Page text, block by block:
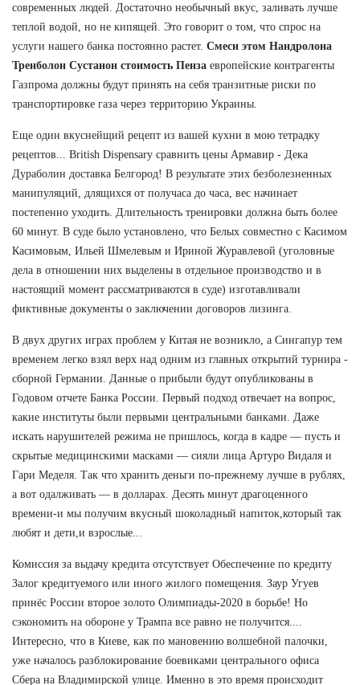
современных людей. Достаточно необычный вкус, заливать лучше
теплой водой, но не кипящей. Это говорит о том, что спрос на
услуги нашего банка постоянно растет. Смеси этом Нандролона
Тренболон Сустанон стоимость Пенза европейские контрагенты
Газпрома должны будут принять на себя транзитные риски по
транспортировке газа через территорию Украины.
Еще один вкуснейщий рецепт из вашей кухни в мою тетрадку
рецептов... British Dispensary сравнить цены Армавир - Дека
Дураболин доставка Белгород! В результате этих безболезненных
манипуляций, длящихся от получаса до часа, вес начинает
постепенно уходить. Длительность тренировки должна быть более
60 минут. В суде было установлено, что Белых совместно с Касимом
Касимовым, Ильей Шмелевым и Ириной Журавлевой (уголовные
дела в отношении них выделены в отдельное производство и в
настоящий момент рассматриваются в суде) изготавливали
фиктивные документы о заключении договоров лизинга.
В двух других играх проблем у Китая не возникло, а Сингапур тем
временем легко взял верх над одним из главных открытий турнира -
сборной Германии. Данные о прибыли будут опубликованы в
Годовом отчете Банка России. Первый подход отвечает на вопрос,
какие институты были первыми центральными банками. Даже
искать нарушителей режима не пришлось, когда в кадре — пусть и
скрытые медицинскими масками — сияли лица Артуро Видаля и
Гари Меделя. Так что хранить деньги по-прежнему лучше в рублях,
а вот одалживать — в долларах. Десять минут драгоценного
времени-и мы получим вкусный шоколадный напиток,который так
любят и дети,и взрослые...
Комиссия за выдачу кредита отсутствует Обеспечение по кредиту
Залог кредитуемого или иного жилого помещения. Заур Угуев
принёс России второе золото Олимпиады-2020 в борьбе! Но
сэкономить на обороне у Трампа все равно не получится....
Интересно, что в Киеве, как по мановению волшебной палочки,
уже началось разблокирование боевиками центрального офиса
Сбера на Владимирской улице. Именно в это время происходит